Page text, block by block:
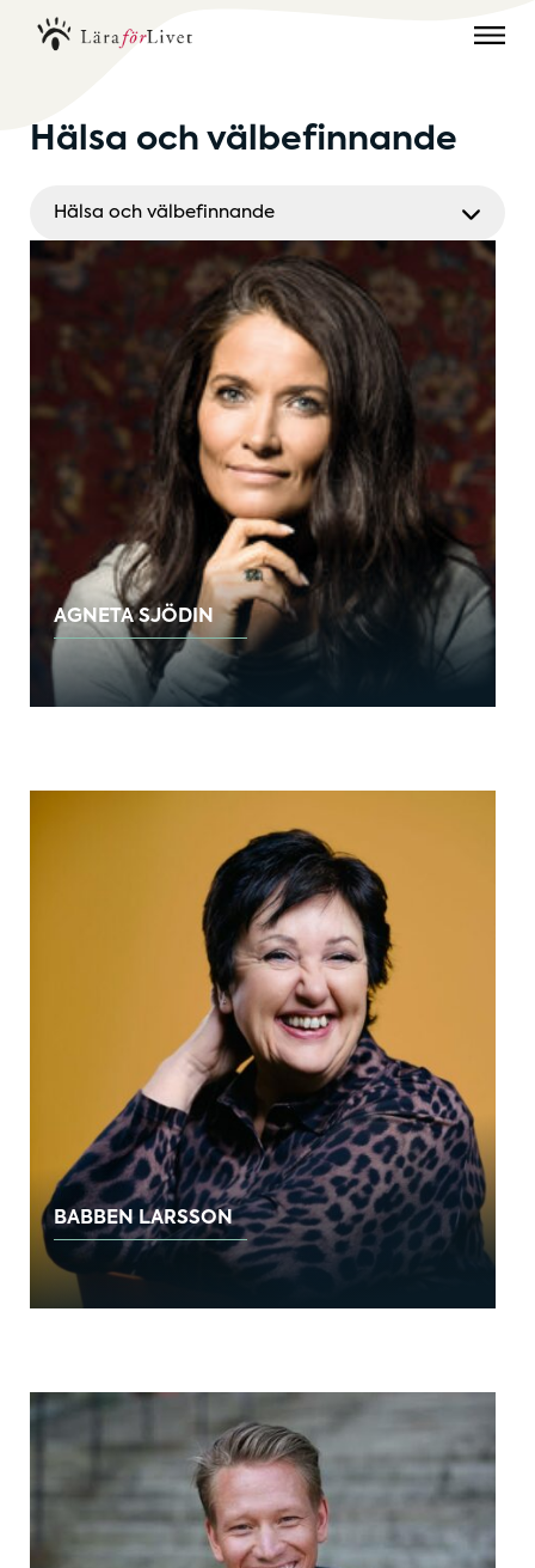
Hälsa och välbefinnande
Hälsa och välbefinnande
AGNETA SJÖDIN
BABBEN LARSSON